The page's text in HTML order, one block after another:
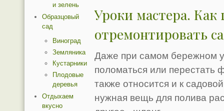
Уроки мастера. Как
отремонтировать
Даже при самом бережном
поломаться или перестать
также относится и к
нужная вещь для полива
и зелень
Образцовый
сад
Виноград
Земляника
Кустарники
Плодовые
деревья
Отдыхаем
вкусно